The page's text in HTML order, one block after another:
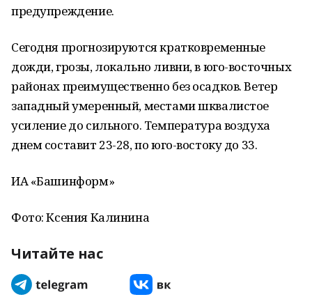
предупреждение.
Сегодня прогнозируются кратковременные
дожди, грозы, локально ливни, в юго-восточных
районах преимущественно без осадков. Ветер
западный умеренный, местами шквалистое
усиление до сильного. Температура воздуха
днем составит 23-28, по юго-востоку до 33.
ИА «Башинформ»
Фото: Ксения Калинина
Читайте нас